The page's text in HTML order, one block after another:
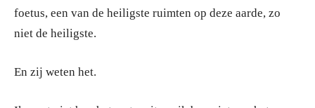
foetus, een van de heiligste ruimten op deze aarde, zo
niet de heiligste.
En zij weten het.